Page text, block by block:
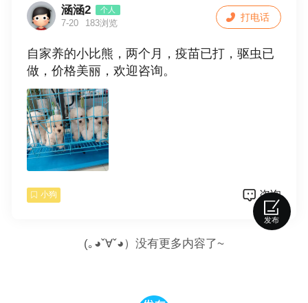
涵涵2 个人
7-20 183浏览
自家养的小比熊，两个月，疫苗已打，驱虫已
做，价格美丽，欢迎咨询。
打电话
小狗 咨询
(｡◕ˇ∀ˇ◕）没有更多内容了~
发布